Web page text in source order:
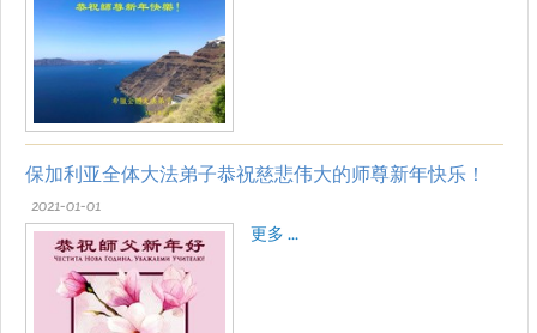
保加利亚全体大法弟子恭祝慈悲伟大的师尊新年快乐！
2021-01-01
更多 ...